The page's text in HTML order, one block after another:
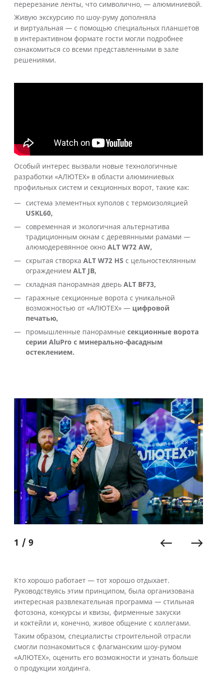
перерезание ленты, что символично, — алюминиевой.
Живую экскурсию по шоу-руму дополняла
и виртуальная — с помощью специальных планшетов
в интерактивном формате гости могли подробнее
ознакомиться со всеми представленными в зале
решениями.
Особый интерес вызвали новые технологичные
разработки «АЛЮТЕХ» в области алюминиевых
профильных систем и секционных ворот, такие как:
система элементных куполов с термоизоляцией
USKL60,
современная и экологичная альтернатива
традиционным окнам с деревянными рамами —
алюмодеревянное окноALT W72 AW,
скрытая створка ALT W72 HS с цельностеклянным
ограждениемALT JB,
складная панорамная дверьALT BF73,
гаражные секционные ворота с уникальной
возможностью от «АЛЮТЕХ» — цифровой
печатью,
промышленные панорамныесекционные ворота
серии AluPro c минерально-фасадным
остеклением.
1 / 9
Кто хорошо работает — тот хорошо отдыхает.
Руководствуясь этим принципом, была организована
интересная развлекательная программа — стильная
фотозона, конкурсы и квизы, фирменные закуски
и коктейли и, конечно, живое общение с коллегами.
Таким образом, специалисты строительной отрасли
смогли познакомиться с флагманским шоу-румом
«АЛЮТЕХ», оценить его возможности и узнать больше
о продукции холдинга.